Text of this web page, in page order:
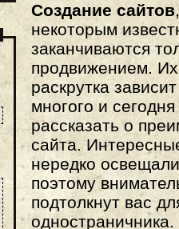
Создание сайтов
некоторым
заканчиваются
продвижением. Их
раскрутка
многого и
рассказать о
сайта.
нередко
поэтому
подтолкнут вас